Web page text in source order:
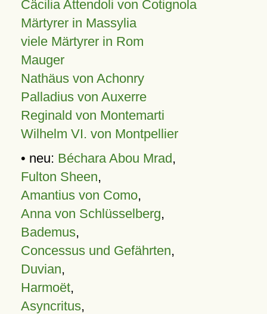
Cäcilia Attendoli von Cotignola
Märtyrer in Massylia
viele Märtyrer in Rom
Mauger
Nathäus von Achonry
Palladius von Auxerre
Reginald von Montemarti
Wilhelm VI. von Montpellier
• neu: Béchara Abou Mrad,
Fulton Sheen,
Amantius von Como,
Anna von Schlüsselberg,
Bademus,
Concessus und Gefährten,
Duvian,
Harmoët,
Asyncritus,